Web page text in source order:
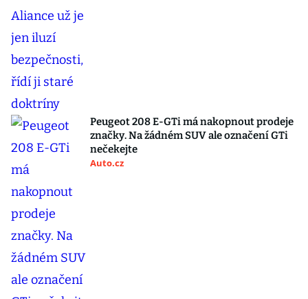
Peugeot 208 E-GTi má nakopnout prodeje
značky. Na žádném SUV ale označení GTi
nečekejte
Auto.cz